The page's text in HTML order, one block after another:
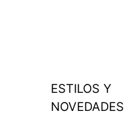
ESTILOS Y
NOVEDADES